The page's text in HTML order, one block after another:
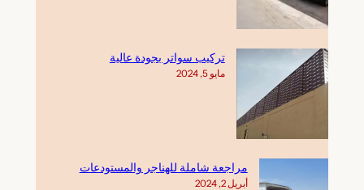
تركيب سواتر بجودة عالية
مايو 5, 2024
مراجعة شاملة للهناجر والمستودعات
أبريل 2, 2024